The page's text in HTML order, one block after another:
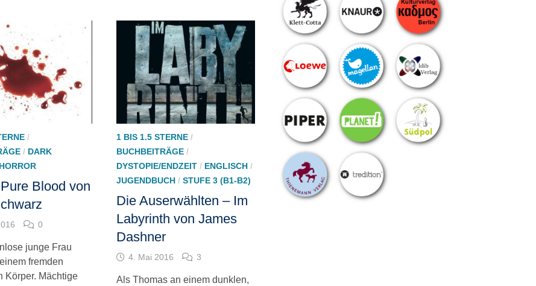
/
/ DARK
HORROR
Blood von
0
junge Frau
fremden
Körper. Mächtige
1 BIS 1.5 STERNE/
BUCHBEITRÄGE/
DYSTOPIE/ENDZEIT/ ENGLISCH/
JUGENDBUCH/ STUFE 3 (B1-B2)
Die Auserwählten – Im
Labyrinth von James
Dashner
4. Mai 2016 3
Als Thomas an einem dunklen,